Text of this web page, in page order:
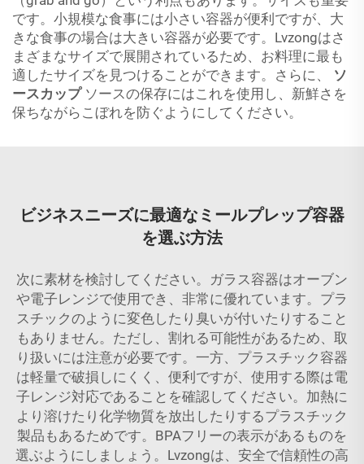
です。小規模な食事には小さい容器が便利ですが、大
きな食事の場合は大きい容器が必要です。Lvzongはさ
まざまなサイズで展開されているため、お料理に最も
適したサイズを見つけることができます。さらに、 ソ
ースカップ ソースの保存にはこれを使用し、新鮮さを
保ちながらこぼれを防ぐようにしてください。
ビジネスニーズに最適なミールプレップ容器
を選ぶ方法
次に素材を検討してください。ガラス容器はオーブン
や電子レンジで使用でき、非常に優れています。プラ
スチックのように変色したり臭いが付いたりすること
もありません。ただし、割れる可能性があるため、取
り扱いには注意が必要です。一方、プラスチック容器
は軽量で破損しにくく、便利ですが、使用する際は電
子レンジ対応であることを確認してください。加熱に
より溶けたり化学物質を放出したりするプラスチック
製品もあるためです。BPAフリーの表示があるものを
選ぶようにしましょう。Lvzongは、安全で信頼性の高